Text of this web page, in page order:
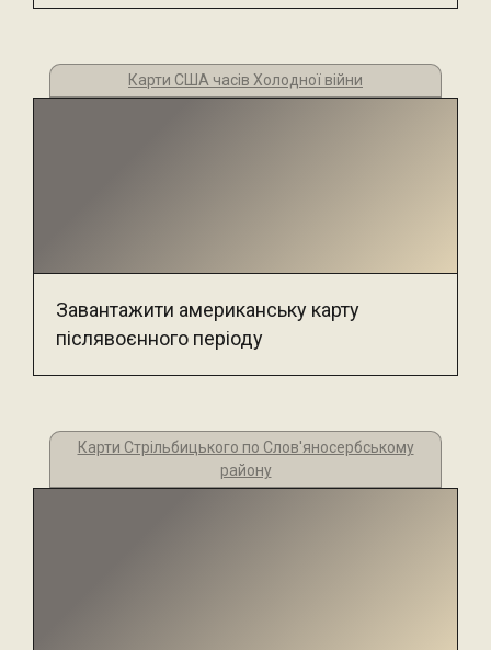
Карти США часів Холодної війни
Завантажити американську карту
післявоєнного періоду
Карти Стрільбицького по Слов'яносербському
району